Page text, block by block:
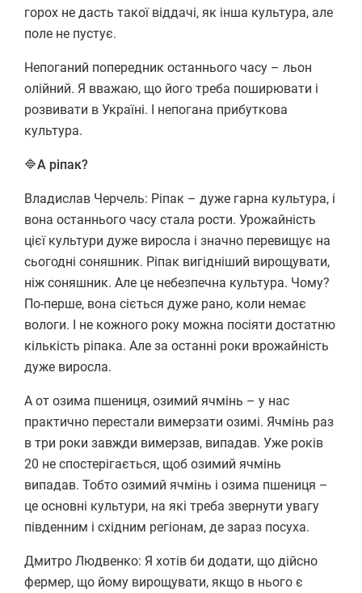
горох не дасть такої віддачі, як інша культура, але
поле не пустує.
Непоганий попередник останнього часу – льон
олійний. Я вважаю, що його треба поширювати і
розвивати в Україні. І непогана прибуткова
культура.
🔷А ріпак?
Владислав Черчель: Ріпак – дуже гарна культура, і
вона останнього часу стала рости. Урожайність
цієї культури дуже виросла і значно перевищує на
сьогодні соняшник. Ріпак вигідніший вирощувати,
ніж соняшник. Але це небезпечна культура. Чому?
По-перше, вона сіється дуже рано, коли немає
вологи. І не кожного року можна посіяти достатню
кількість ріпака. Але за останні роки врожайність
дуже виросла.
А от озима пшениця, озимий ячмінь – у нас
практично перестали вимерзати озимі. Ячмінь раз
в три роки завжди вимерзав, випадав. Уже років
20 не спостерігається, щоб озимий ячмінь
випадав. Тобто озимий ячмінь і озима пшениця –
це основні культури, на які треба звернути увагу
південним і східним регіонам, де зараз посуха.
Дмитро Людвенко: Я хотів би додати, що дійсно
фермер, що йому вирощувати, якщо в нього є